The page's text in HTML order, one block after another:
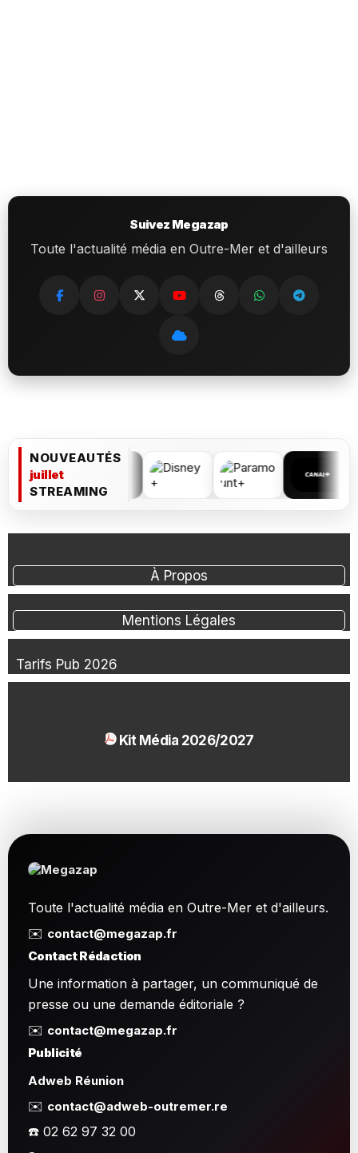
Suivez Megazap
Toute l'actualité média en Outre-Mer et d'ailleurs
NOUVEAUTÉS
juillet
STREAMING
À Propos
Mentions Légales
Tarifs Pub 2026
Kit Média 2026/2027
Toute l'actualité média en Outre-Mer et d'ailleurs.
✉️ contact@megazap.fr
Contact Rédaction
Une information à partager, un communiqué de
presse ou une demande éditoriale ?
✉️ contact@megazap.fr
Publicité
Adweb Réunion
✉️ contact@adweb-outremer.re
☎️ 02 62 97 32 00